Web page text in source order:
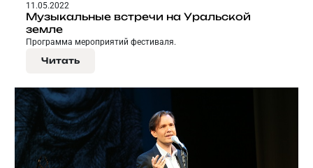
11.05.2022
Музыкальные встречи на Уральской
земле
Программа мероприятий фестиваля.
Читать